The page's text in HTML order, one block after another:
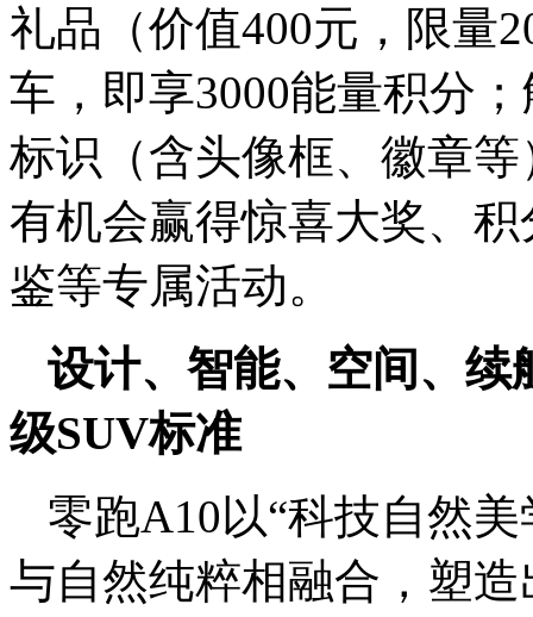
礼品（价值400元，限量
车，即享3000能量积分；
标识（含头像框、徽章等
有机会赢得惊喜大奖、积
鉴等专属活动。
设计、智能、空间、续
级SUV标准
零跑A10以“科技自然
与自然纯粹相融合，塑